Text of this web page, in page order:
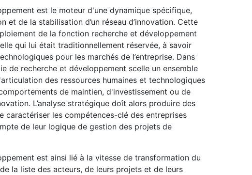
est le moteur d'une dynamique spécifique,
et de la stabilisation d’un réseau d’innovation. Cette
de la fonction recherche et développement
qui lui était traditionnellement réservée, à savoir
pour les marchés de l’entreprise. Dans
de recherche et développement scelle un ensemble
des ressources humaines et technologiques
de maintien, d'investissement ou de
L’analyse stratégique doît alors produire des
caractériser les compétences-clé des entreprises
de leur logique de gestion des projets de
est ainsi lié à la vitesse de transformation du
la liste des acteurs, de leurs projets et de leurs